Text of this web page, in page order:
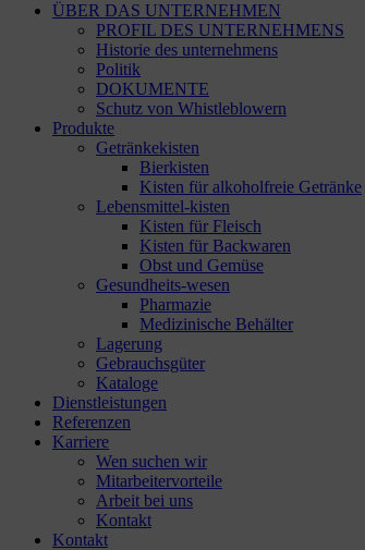
ÜBER DAS UNTERNEHMEN
PROFIL DES UNTERNEHMENS
Historie des unternehmens
Politik
DOKUMENTE
Schutz von Whistleblowern
Produkte
Getränkekisten
Bierkisten
Kisten für alkoholfreie Getränke
Lebensmittel-kisten
Kisten für Fleisch
Kisten für Backwaren
Obst und Gemüse
Gesundheits-wesen
Pharmazie
Medizinische Behälter
Lagerung
Gebrauchsgüter
Kataloge
Dienstleistungen
Referenzen
Karriere
Wen suchen wir
Mitarbeitervorteile
Arbeit bei uns
Kontakt
Kontakt